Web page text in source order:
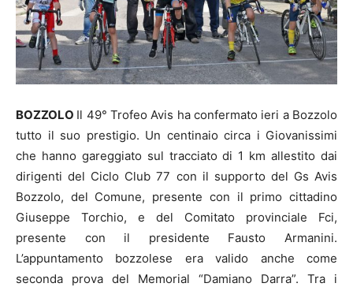
BOZZOLO Il 49° Trofeo Avis ha confermato ieri a Bozzolo
tutto il suo prestigio. Un centinaio circa i Giovanissimi
che hanno gareggiato sul tracciato di 1 km allestito dai
dirigenti del Ciclo Club 77 con il supporto del Gs Avis
Bozzolo, del Comune, presente con il primo cittadino
Giuseppe Torchio, e del Comitato provinciale Fci,
presente con il presidente Fausto Armanini.
L’appuntamento bozzolese era valido anche come
seconda prova del Memorial “Damiano Darra”. Tra i